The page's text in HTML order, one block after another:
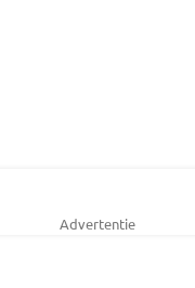
Advertentie